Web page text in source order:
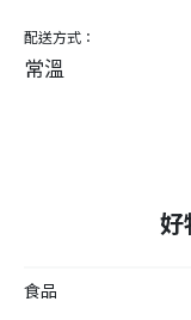
配送方式：
常溫
好
食品